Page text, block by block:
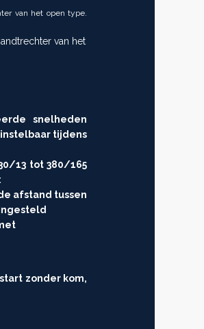
van het open type.
van het
snelheden
tijdens
13 tot 380/165
afstand tussen
zonder kom,